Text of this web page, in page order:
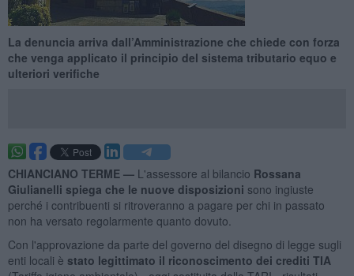
La denuncia arriva dall’Amministrazione che chiede con forza
che venga applicato il principio del sistema tributario equo e
ulteriori verifiche
CHIANCIANO TERME — L'assessore al bilancio Rossana
Giulianelli spiega che le nuove disposizioni sono ingiuste
perché i contribuenti si ritroveranno a pagare per chi in passato
non ha versato regolarmente quanto dovuto.
Con l'approvazione da parte del governo del disegno di legge sugli
enti locali è stato legittimato il riconoscimento dei crediti TIA